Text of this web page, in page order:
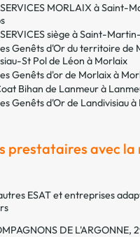
MORLAIX à Saint-
siège à Saint-
Genêts d'Or du territoire de
St Pol de Léon à Morlaix
Genêts d'or de Morlaix à
Bihan de Lanmeur à
Genêts d'Or de Landivisiau à
prestataires avec la
ESAT et entreprises
DE L'ARGONNE,